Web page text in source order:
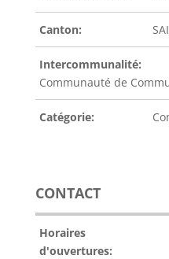
Canton:
Intercommunalité:
Communauté de
Catégorie:
CONTACT
Horaires
d'ouvertures: